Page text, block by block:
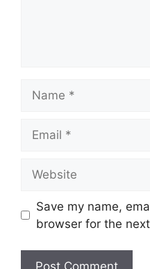
Save my name,
browser for the